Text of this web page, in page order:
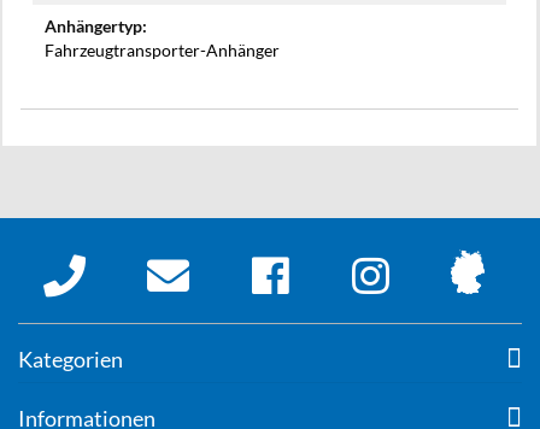
Fahrzeugtransporter-Anhänger
Kategorien
Informationen